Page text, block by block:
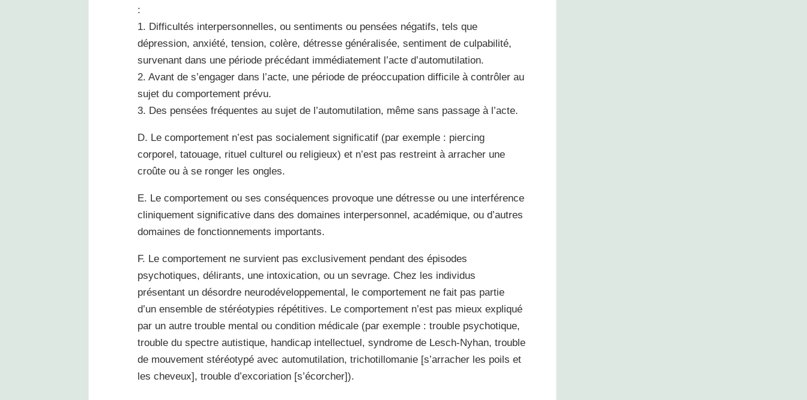
:
1. Difficultés interpersonnelles, ou sentiments ou pensées négatifs, tels que
dépression, anxiété, tension, colère, détresse généralisée, sentiment de culpabilité,
survenant dans une période précédant immédiatement l’acte d’automutilation.
2. Avant de s’engager dans l’acte, une période de préoccupation difficile à contrôler au
sujet du comportement prévu.
3. Des pensées fréquentes au sujet de l’automutilation, même sans passage à l’acte.
D. Le comportement n’est pas socialement significatif (par exemple : piercing
corporel, tatouage, rituel culturel ou religieux) et n’est pas restreint à arracher une
croûte ou à se ronger les ongles.
E. Le comportement ou ses conséquences provoque une détresse ou une interférence
cliniquement significative dans des domaines interpersonnel, académique, ou d’autres
domaines de fonctionnements importants.
F. Le comportement ne survient pas exclusivement pendant des épisodes
psychotiques, délirants, une intoxication, ou un sevrage. Chez les individus
présentant un désordre neurodéveloppemental, le comportement ne fait pas partie
d’un ensemble de stéréotypies répétitives. Le comportement n’est pas mieux expliqué
par un autre trouble mental ou condition médicale (par exemple : trouble psychotique,
trouble du spectre autistique, handicap intellectuel, syndrome de Lesch-Nyhan, trouble
de mouvement stéréotypé avec automutilation, trichotillomanie [s’arracher les poils et
les cheveux], trouble d’excoriation [s’écorcher]).